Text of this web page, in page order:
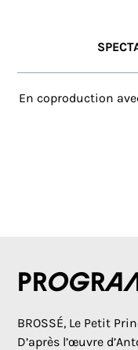
En coproduction
BROSSÉ, Le Petit
D’après l’œuvre